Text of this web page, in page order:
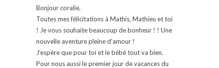
Bonjour coralie,
Toutes mes félicitations à Mathis, Mathieu et toi
! Je vous souhaite beaucoup de bonheur ! ! Une
nouvelle aventure pleine d’amour !
J’espère que pour toi et le bébé tout va bien.
Pour nous aussi le premier jour de vacances du